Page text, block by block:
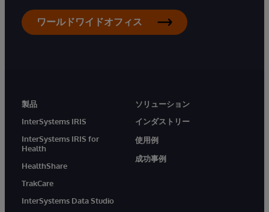
ワールドワイドオフィス
製品
InterSystems IRIS
InterSystems IRIS for
Health
HealthShare
TrakCare
InterSystems Data Studio
ソリューション
インダストリー
使用例
成功事例